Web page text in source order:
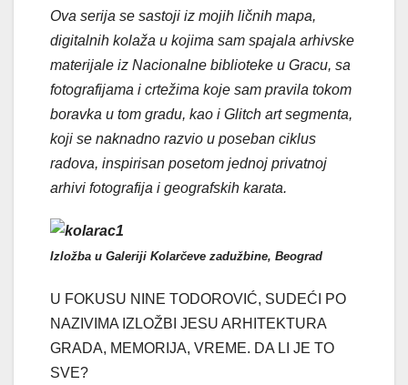
Ova serija se sastoji iz mojih ličnih mapa,
digitalnih kolaža u kojima sam spajala arhivske
materijale iz Nacionalne biblioteke u Gracu, sa
fotografijama i crtežima koje sam pravila tokom
boravka u tom gradu, kao i Glitch art segmenta,
koji se naknadno razvio u poseban ciklus
radova, inspirisan posetom jednoj privatnoj
arhivi fotografija i geografskih karata.
Izložba u Galeriji Kolarčeve zadužbine, Beograd
U FOKUSU NINE TODOROVIĆ, SUDEĆI PO
NAZIVIMA IZLOŽBI JESU ARHITEKTURA
GRADA, MEMORIJA, VREME. DA LI JE TO
SVE?